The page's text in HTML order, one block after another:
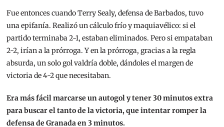
Fue entonces cuando Terry Sealy, defensa de Barbados, tuvo
una epifanía. Realizó un cálculo frío y maquiavélico: si el
partido terminaba 2-1, estaban eliminados. Pero si empataban
2-2, irían a la prórroga. Y en la prórroga, gracias a la regla
absurda, un solo gol valdría doble, dándoles el margen de
victoria de 4-2 que necesitaban.
Era más fácil marcarse un autogol y tener 30 minutos extra
para buscar el tanto de la victoria, que intentar romper la
defensa de Granada en 3 minutos.